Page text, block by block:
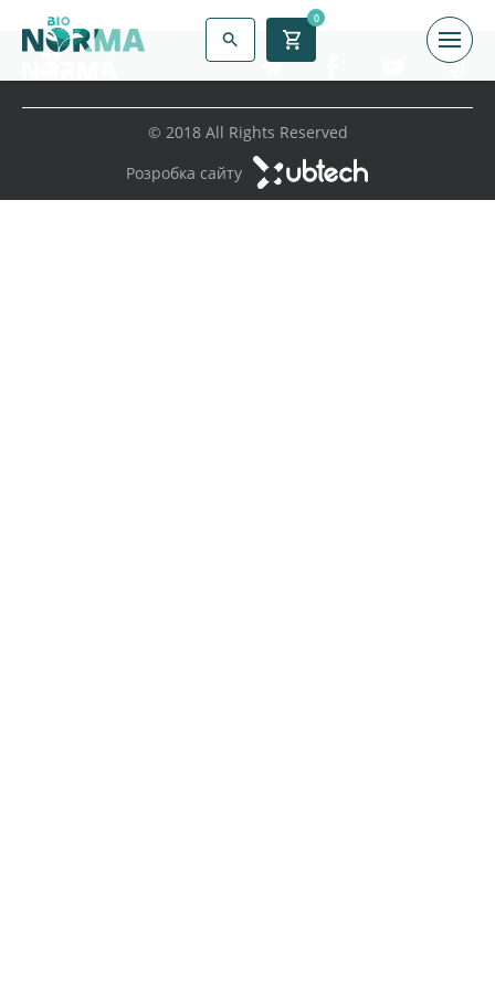
0
© 2018 All Rights Reserved
Розробка сайту